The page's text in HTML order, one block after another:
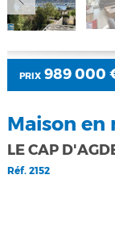
PRIX989 000
Maison en
LE CAP
Réf.2152